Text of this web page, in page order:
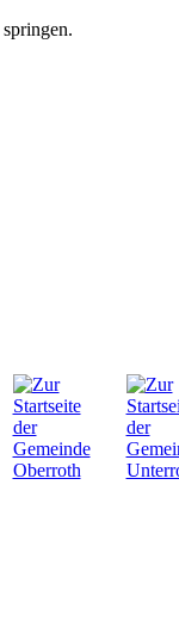
springen.